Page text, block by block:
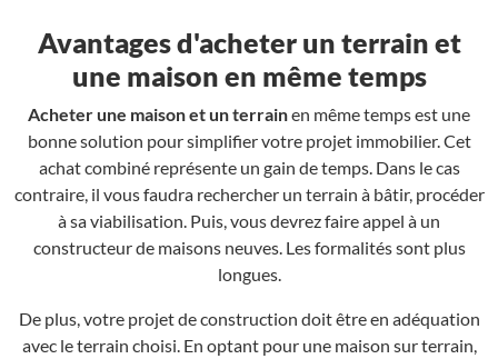
Avantages d'acheter un terrain et
une maison en même temps
Acheter une maison et un terrainen même temps est une
bonne solution pour simplifier votre projet immobilier. Cet
achat combiné représente un gain de temps. Dans le cas
contraire, il vous faudra rechercher un terrain à bâtir, procéder
à sa viabilisation. Puis, vous devrez faire appel à un
constructeur de maisons neuves. Les formalités sont plus
longues.
De plus, votre projet de construction doit être en adéquation
avec le terrain choisi. En optant pour une maison sur terrain,